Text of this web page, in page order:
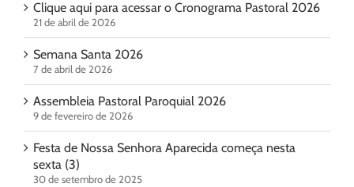
Clique aqui para acessar o Cronograma Pastoral 2026
21 de abril de 2026
Semana Santa 2026
7 de abril de 2026
Assembleia Pastoral Paroquial 2026
9 de fevereiro de 2026
Festa de Nossa Senhora Aparecida começa nesta
sexta (3)
30 de setembro de 2025